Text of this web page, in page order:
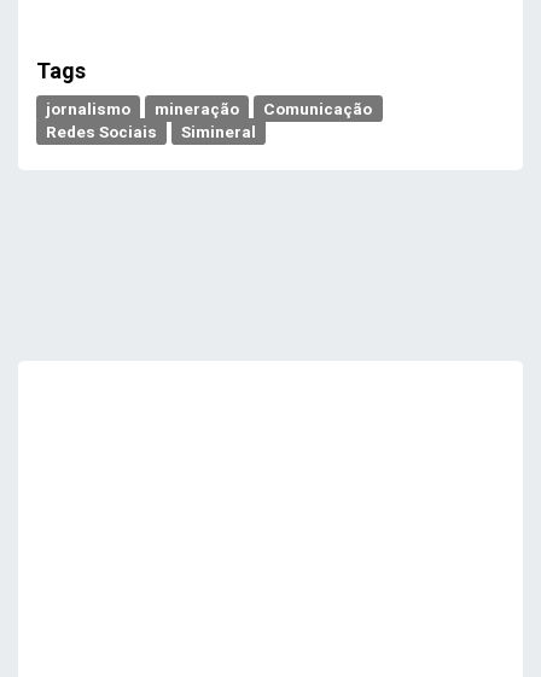
Tags
jornalismo mineração
Comunicação
Redes Sociais
Simineral